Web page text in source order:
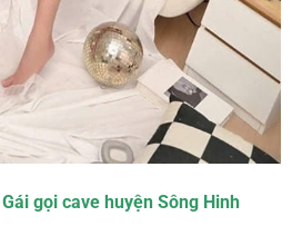
gọi cave huyện Sông Hinh